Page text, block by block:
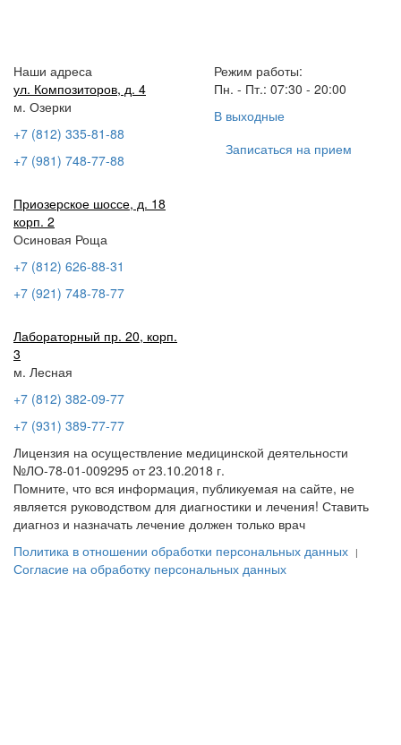
Наши адреса
ул. Композиторов, д. 4
м. Озерки
+7 (812) 335-81-88
+7 (981) 748-77-88
Приозерское шоссе, д. 18
корп. 2
Осиновая Роща
+7 (812) 626-88-31
+7 (921) 748-78-77
Лабораторный пр. 20, корп.
3
м. Лесная
+7 (812) 382-09-77
+7 (931) 389-77-77
Режим работы:
Пн. - Пт.: 07:30 - 20:00
В выходные
Записаться на прием
Лицензия на осуществление медицинской деятельности
№ЛО-78-01-009295 от 23.10.2018 г.
Помните, что вся информация, публикуемая на сайте, не
является руководством для диагностики и лечения! Ставить
диагноз и назначать лечение должен только врач
Политика в отношении обработки персональных данных
|
Согласие на обработку персональных данных